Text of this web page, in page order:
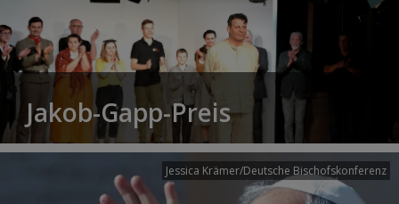
Jakob-Gapp-Preis
Jessica Krämer/Deutsche Bischofskonferenz